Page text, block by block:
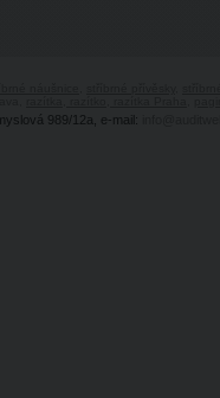
989/12a, e-mail: